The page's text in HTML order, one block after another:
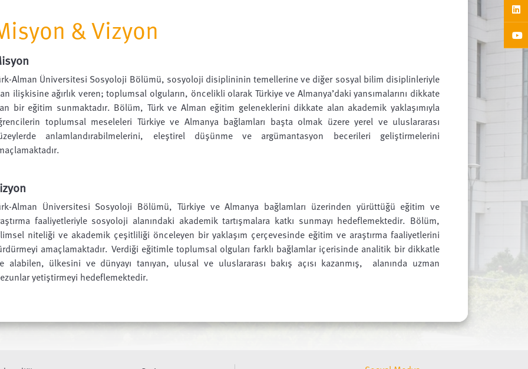
& Vizyon
Alman Üniversitesi Sosyoloji Bölümü, sosyoloji disiplininin temellerine ve diğer sosyal bilim disiplinleriyle
ilişkisine ağırlık veren; toplumsal olguların, öncelikli olarak Türkiye ve Almanya’daki yansımalarını dikkate
bir eğitim sunmaktadır. Bölüm, Türk ve Alman eğitim geleneklerini dikkate alan akademik yaklaşımıyla
toplumsal meseleleri Türkiye ve Almanya bağlamları başta olmak üzere yerel ve uluslararası
anlamlandırabilmelerini, eleştirel düşünme ve argümantasyon becerileri geliştirmelerini
Alman Üniversitesi Sosyoloji Bölümü, Türkiye ve Almanya bağlamları üzerinden yürüttüğü eğitim ve
faaliyetleriyle sosyoloji alanındaki akademik tartışmalara katkı sunmayı hedeflemektedir. Bölüm,
niteliği ve akademik çeşitliliği önceleyen bir yaklaşım çerçevesinde eğitim ve araştırma faaliyetlerini
amaçlamaktadır. Verdiği eğitimle toplumsal olguları farklı bağlamlar içerisinde analitik bir dikkatle
alabilen, ülkesini ve dünyayı tanıyan, ulusal ve uluslararası bakış açısı kazanmış, alanında uzman
yetiştirmeyi hedeflemektedir.